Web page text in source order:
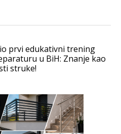
prvi edukativni trening
u BiH: Znanje kao
struke!